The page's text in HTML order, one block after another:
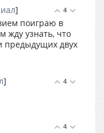
4
]
поиграю в
жду узнать, что
предыдущих двух
4
]
4